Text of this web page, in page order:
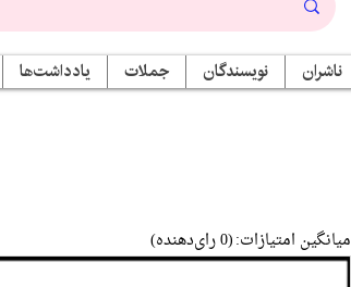
ناشران نویسندگان جملات یادداشت‌ها
میانگین امتیازات:(0 رای‌دهنده)